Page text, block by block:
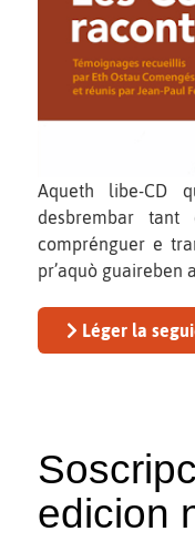
Aqueth libe-CD
desbrembar tant
comprénguer e
pr’aquò guaireben
Léger la
edicion